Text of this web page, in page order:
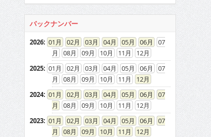
バックナンバー
2026: 01 02 03 04 05 06
07
08
09 10 11
12
2025: 01 02 03 04 05 06
07
08
09 10 11
12
2024: 01 02 03 04 05 06
07
08
09 10 11
12
2023: 01 02 03 04 05 06
07
08
09 10 11
12